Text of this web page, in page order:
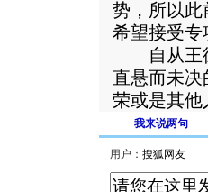
势，所以此
希望接受专
自从王德
直悬而未
荣或是其他
我来说两句
用户：